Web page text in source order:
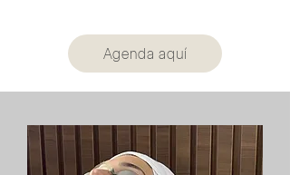
Agenda aquí